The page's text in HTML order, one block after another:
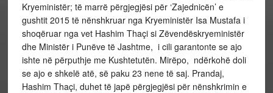
Kryeministër; të marrë përgjegjësi për ‘Zajednicën’ e
gushtit 2015 të nënshkruar nga Kryeministër Isa Mustafa i
shoqëruar nga vet Hashim Thaçi si Zëvendëskryeministër
dhe Ministër i Punëve të Jashtme, i cili garantonte se ajo
ishte në përputhje me Kushtetutën. Mirëpo, ndërkohë doli
se ajo e shkelë atë, së paku 23 nene të saj. Prandaj,
Hashim Thaçi, duhet të japë përgjegjësi për nënshkrimin e